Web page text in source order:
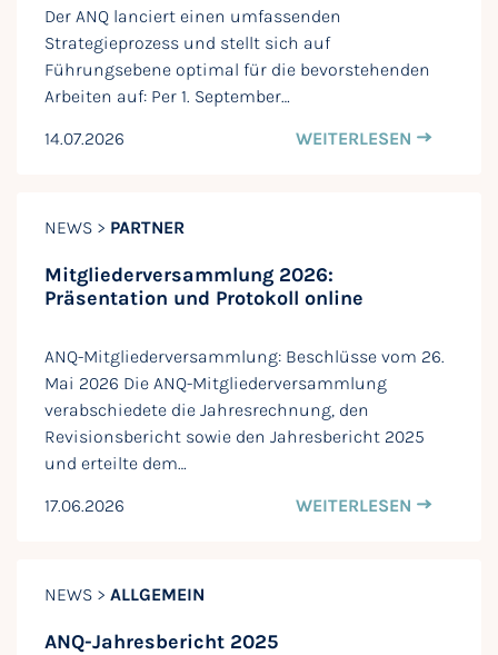
Der ANQ lanciert einen umfassenden
Strategieprozess und stellt sich auf
Führungsebene optimal für die bevorstehenden
Arbeiten auf: Per 1. September…
14.07.2026
WEITERLESEN
NEWS > PARTNER
Mitgliederversammlung 2026:
Präsentation und Protokoll online
ANQ-Mitgliederversammlung: Beschlüsse vom 26.
Mai 2026 Die ANQ-Mitgliederversammlung
verabschiedete die Jahresrechnung, den
Revisionsbericht sowie den Jahresbericht 2025
und erteilte dem…
17.06.2026
WEITERLESEN
NEWS > ALLGEMEIN
ANQ-Jahresbericht 2025